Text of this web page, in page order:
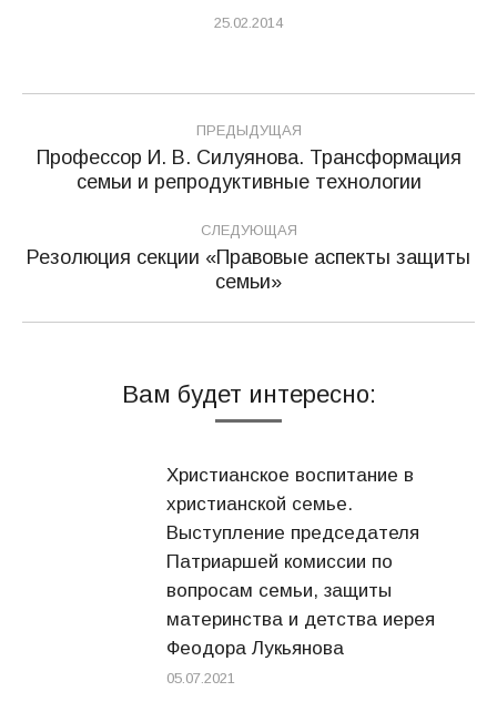
25.02.2014
Навигация
по
записям
ПРЕДЫДУЩАЯ
Предыдущая
Профессор И. В. Силуянова. Трансформация
семьи и репродуктивные технологии
СЛЕДУЮЩАЯ
Следующая
Резолюция секции «Правовые аспекты защиты
семьи»
Вам будет интересно:
Христианское воспитание в
христианской семье.
Выступление председателя
Патриаршей комиссии по
вопросам семьи, защиты
материнства и детства иерея
Феодора Лукьянова
05.07.2021